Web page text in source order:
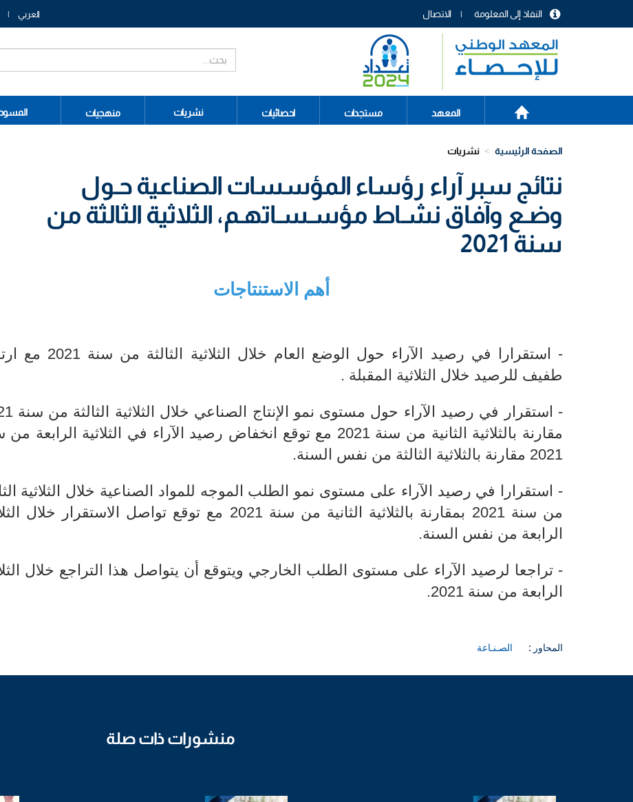
menu
header
الاتصال النفاذ إلى المعلومة العربي
Main
navigation
الرئيسية
المعهد مستجدات احصائيات نشريات منهجيات
الصفحة الرئيسية نشريات
نتائج سبر آراء رؤساء المؤسسات الصناعية حـول
وضـع وآفاق نشـاط مؤسـسـاتهـم، الثلاثية الثالثة من
سنة 2021
أهم الاستنتاجات
- استقرارا في رصيد الآراء حول الوضع العام خلال
طفيف للرصيد خلال الثلاثية المقبلة .
- استقرار في رصيد الآراء
مقارنة بالثلاثية الثانية من سنة 2021 مع توقع انخفاض رصيد الآراء في الثلاثية الرابعة
2021 مقارنة بالثلاثية الثالثة من نفس السنة
.
- استقرارا في رصيد الآراء على مستوى نمو الطلب الموجه للمواد الصناعية خلال الثلاثية
من سنة 2021 بمقارنة بالثلاثية الثانية من سنة 2021 مع توقع تواصل الاستقرار خلال
الرابعة من نفس السنة.
- تراجعا لرصيد الآراء على مستوى الطلب الخارجي ويتوقع أن يتواصل هذا التراجع خلال
الرابعة من سنة 2021
.
المحاور : الصـنـاعة
منشورات ذات صلة